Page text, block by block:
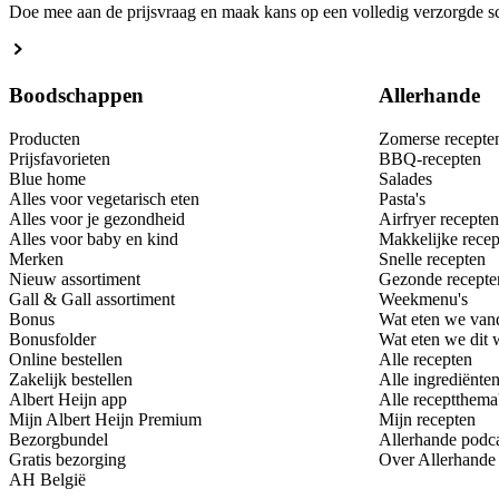
Doe mee aan de prijsvraag en maak kans op een volledig verzorgde
Boodschappen
Producten
Prijsfavorieten
Blue home
Alles voor vegetarisch eten
Alles voor je gezondheid
Alles voor baby en kind
Merken
Nieuw assortiment
Gall & Gall assortiment
Bonus
Bonusfolder
Online bestellen
Zakelijk bestellen
Albert Heijn app
Mijn Albert Heijn Premium
Bezorgbundel
Gratis bezorging
AH België
Allerhande
Zomerse
BBQ-recepten
Salades
Pasta's
Airfryer recepten
Makkelijke
Snelle recepten
Gezonde
Weekmenu's
Wat eten we
Wat eten we dit
Alle recepten
Alle ingrediënten
Alle
Mijn recepten
Allerhande
Over Allerhande